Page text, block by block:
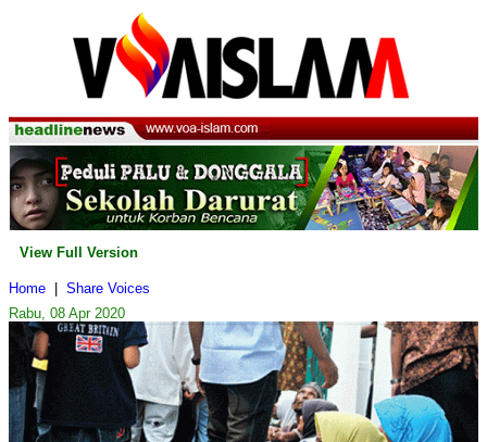
View Full Version
Home
Share Voices
Rabu, 08 Apr 2020